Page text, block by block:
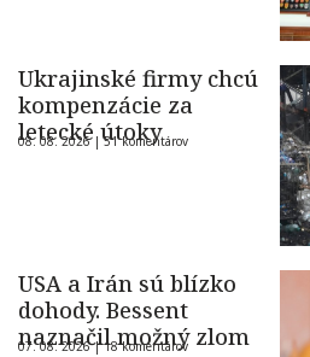
Ukrajinské firmy chcú
kompenzácie za
letecké útoky
08. 08. 2026 |51 komentárov
USA a Irán sú blízko
dohody. Bessent
naznačil možný zlom
07. 08. 2026 |18 komentárov